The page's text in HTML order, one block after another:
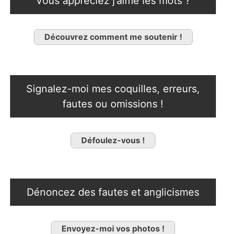
Découvrez comment me soutenir !
Signalez-moi mes coquilles, erreurs,
fautes ou omissions !
Défoulez-vous !
Dénoncez des fautes et anglicismes
Envoyez-moi vos photos !